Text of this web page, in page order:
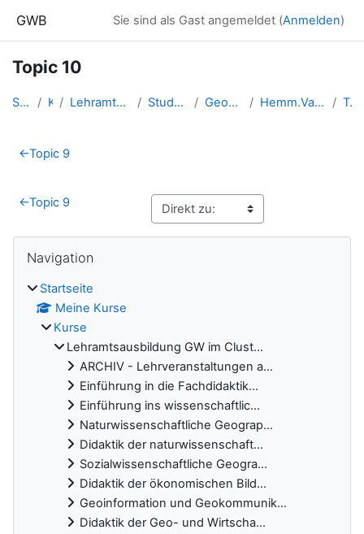
GWB Sie sind als Gast angemeldet (Anmelden)
Topic 10
Startseite Kurse Lehramtsausbildung GW im Clust... Studentische Lernkurse Geomedien - WS 2023 Hemm.Vanessa_Geomedien_2023ws Topic 10
Abschnittsübersicht
←Topic 9
←Topic 9
Navigation
Startseite
Meine Kurse
Kurse
Lehramtsausbildung GW im Clust...
ARCHIV - Lehrveranstaltungen a...
Einführung in die Fachdidaktik...
Einführung ins wissenschaftlic...
Naturwissenschaftliche Geograp...
Didaktik der naturwissenschaft...
Sozialwissenschaftliche Geogra...
Didaktik der ökonomischen Bild...
Geoinformation und Geokommunik...
Didaktik der Geo- und Wirtscha...